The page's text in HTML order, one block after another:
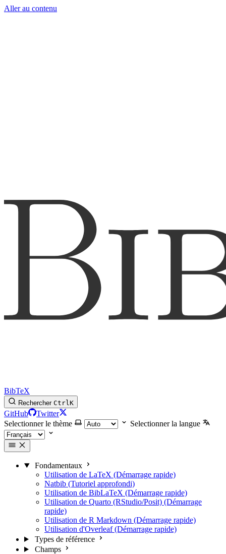
Aller au contenu
BibTeX
Rechercher CtrlK
GitHub
Twitter
Selectionner le thème
Selectionner la langue
Fondamentaux
Utilisation de LaTeX (Démarrage rapide)
Natbib (Tutoriel approfondi)
Utilisation de BibLaTeX (Démarrage rapide)
Utilisation de Quarto (RStudio/Posit) (Démarrage
rapide)
Utilisation de R Markdown (Démarrage rapide)
Utilisation d'Overleaf (Démarrage rapide)
Types de référence
Champs